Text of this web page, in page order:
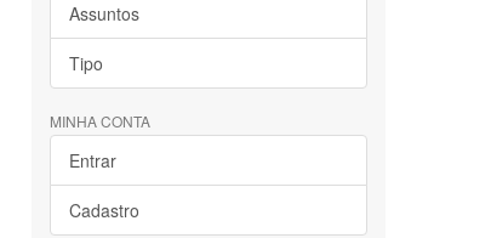
Assuntos
Tipo
MINHA CONTA
Entrar
Cadastro